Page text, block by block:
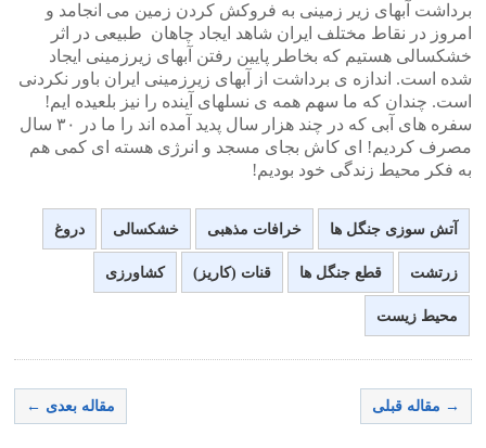
برداشت آبهای زیر زمینی به فروکش کردن زمین می انجامد و
امروز در نقاط مختلف ایران شاهد ایجاد چاهان طبیعی در اثر
خشکسالی هستیم که بخاطر پایین رفتن آبهای زیرزمینی ایجاد
شده است. اندازه ی برداشت از آبهای زیرزمینی ایران باور نکردنی
است. چندان که ما سهم همه ی نسلهای آینده را نیز بلعیده ایم!
سفره های آبی که در چند هزار سال پدید آمده اند را ما در ۳۰ سال
مصرف کردیم! ای کاش بجای مسجد و انرژی هسته ای کمی هم
به فکر محیط زندگی خود بودیم!
آتش سوزی جنگل ها خرافات مذهبی خشکسالی دروغ
زرتشت قطع جنگل ها قنات (کاریز) کشاورزی
محیط زیست
→ مقاله قبلی مقاله بعدی ←